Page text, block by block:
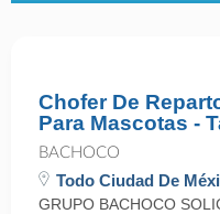
Chofer De
Para Mascotas -
BACHOCO
Todo Ciudad De
GRUPO BACHOCO